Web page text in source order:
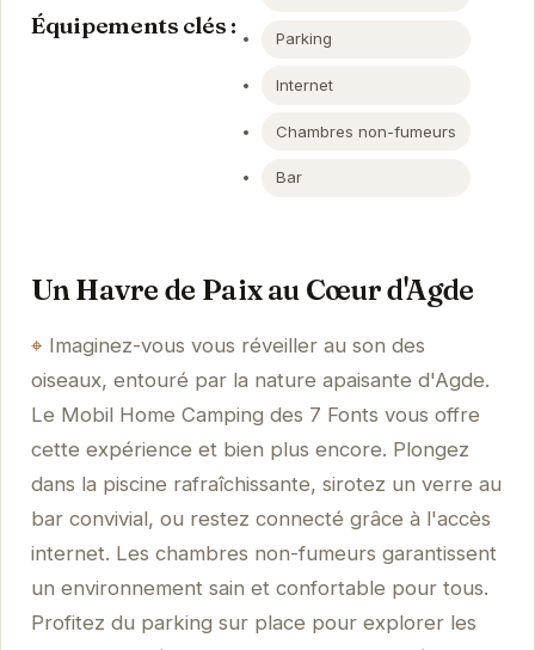
Équipements clés : Parking
Internet
Chambres non-fumeurs
Bar
Un Havre de Paix au Cœur d'Agde
Imaginez-vous vous réveiller au son des
oiseaux, entouré par la nature apaisante d'Agde.
Le Mobil Home Camping des 7 Fonts vous offre
cette expérience et bien plus encore. Plongez
dans la piscine rafraîchissante, sirotez un verre au
bar convivial, ou restez connecté grâce à l'accès
internet. Les chambres non-fumeurs garantissent
un environnement sain et confortable pour tous.
Profitez du parking sur place pour explorer les